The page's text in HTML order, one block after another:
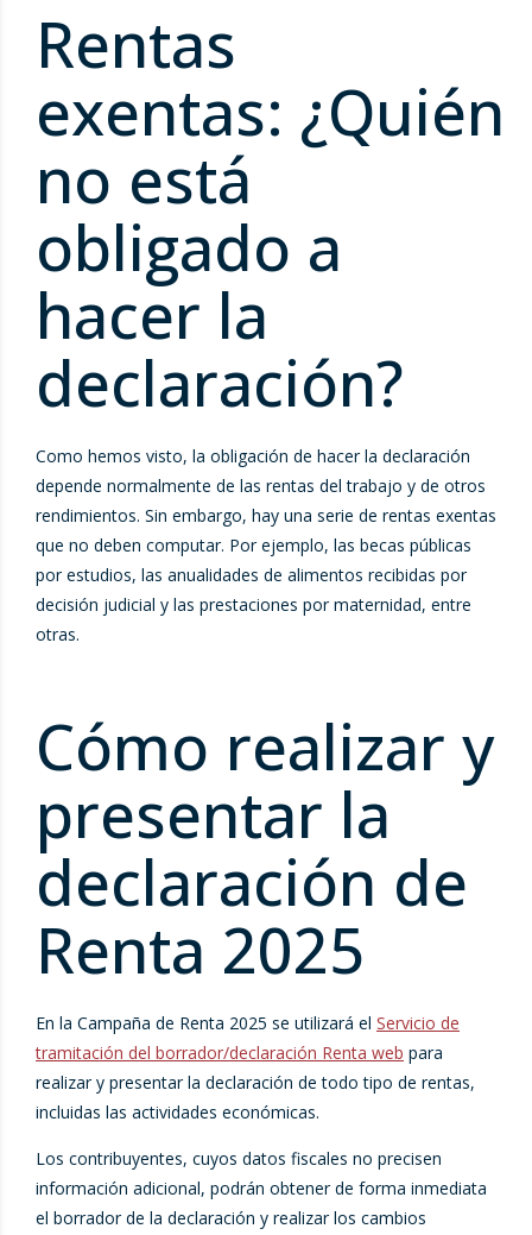
Rentas
exentas: ¿Quién
no está
obligado a
hacer la
declaración?
Como hemos visto, la obligación de hacer la declaración
depende normalmente de las rentas del trabajo y de otros
rendimientos. Sin embargo, hay una serie de rentas exentas
que no deben computar. Por ejemplo, las becas públicas
por estudios, las anualidades de alimentos recibidas por
decisión judicial y las prestaciones por maternidad, entre
otras.
Cómo realizar y
presentar la
declaración de
Renta 2025
En la Campaña de Renta 2025 se utilizará el Servicio de
tramitación del borrador/declaración Renta web para
realizar y presentar la declaración de todo tipo de rentas,
incluidas las actividades económicas.
Los contribuyentes, cuyos datos fiscales no precisen
información adicional, podrán obtener de forma inmediata
el borrador de la declaración y realizar los cambios